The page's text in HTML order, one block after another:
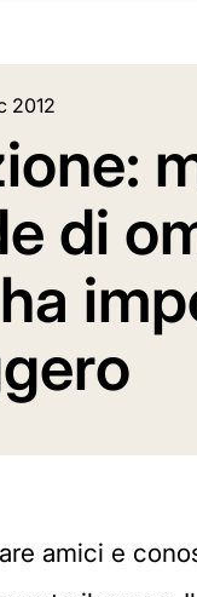
2012
di
amici e